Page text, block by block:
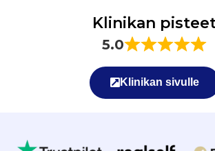
Klinikan
5.0
Klinikan sivulle